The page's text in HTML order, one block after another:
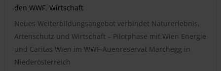
den WWF, Wirtschaft
Neues Weiterbildungsangebot verbindet Naturerlebnis,
Artenschutz und Wirtschaft – Pilotphase mit Wien Energie
und Caritas Wien im WWF-Auenreservat Marchegg in
Niederösterreich